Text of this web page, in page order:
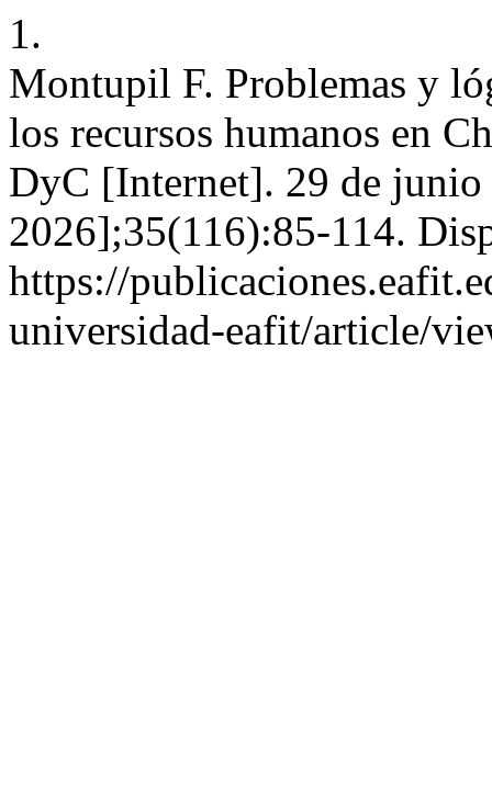
1.
Montupil F. Problemas y
los recursos humanos en
DyC [Internet]. 29 de junio
2026];35(116):85-114.
https://
universidad-eafit/article/